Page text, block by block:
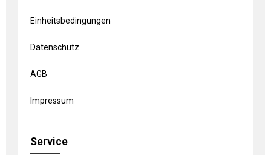
Einheitsbedingungen
Datenschutz
AGB
Impressum
Service